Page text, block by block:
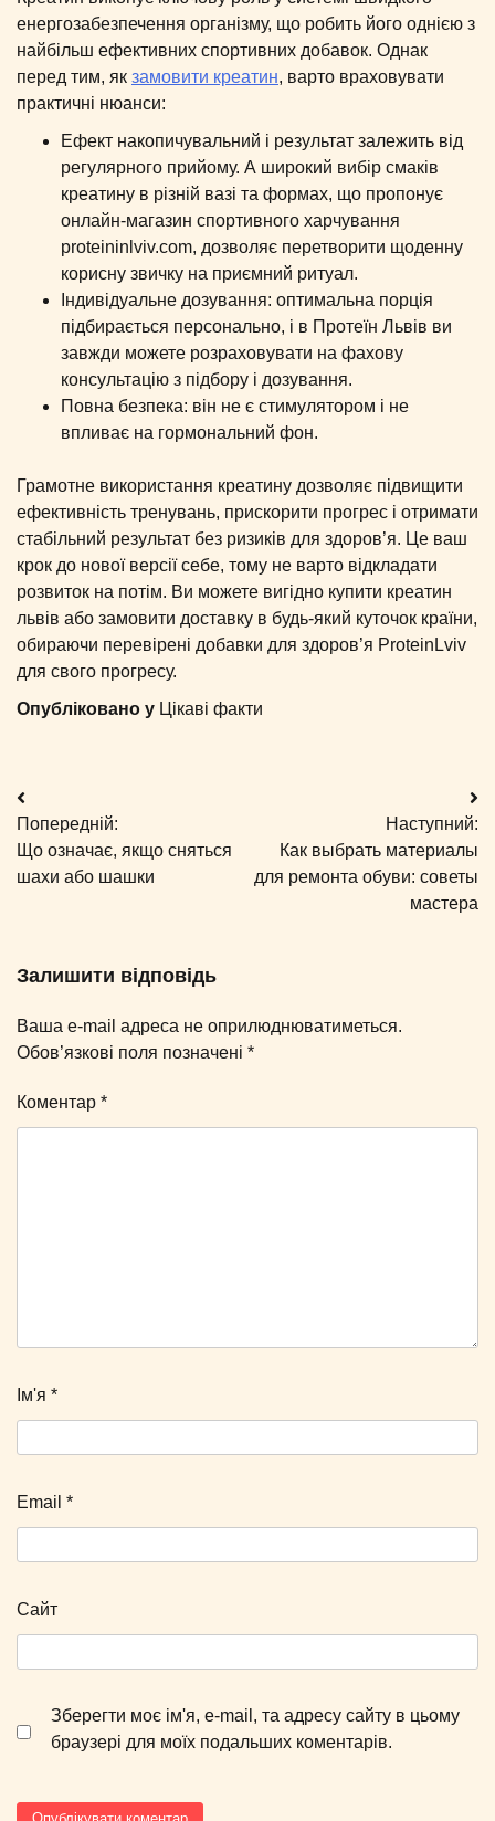
енергозабезпечення організму, що робить його однією з
найбільш ефективних спортивних добавок. Однак
перед тим, як замовити креатин, варто враховувати
практичні нюанси:
Ефект накопичувальний і результат залежить від
регулярного прийому. А широкий вибір смаків
креатину в різній вазі та формах, що пропонує
онлайн-магазин спортивного харчування
proteininlviv.com, дозволяє перетворити щоденну
корисну звичку на приємний ритуал.
Індивідуальне дозування: оптимальна порція
підбирається персонально, і в Протеїн Львів ви
завжди можете розраховувати на фахову
консультацію з підбору і дозування.
Повна безпека: він не є стимулятором і не
впливає на гормональний фон.
Грамотне використання креатину дозволяє підвищити
ефективність тренувань, прискорити прогрес і отримати
стабільний результат без ризиків для здоров’я. Це ваш
крок до нової версії себе, тому не варто відкладати
розвиток на потім. Ви можете вигідно купити креатин
львів або замовити доставку в будь-який куточок країни,
обираючи перевірені добавки для здоров’я ProteinLviv
для свого прогресу.
Опубліковано у Цікаві факти
Навігація
записів
Попередній:
Що означає, якщо сняться
шахи або шашки
Наступний:
Как выбрать материалы
для ремонта обуви: советы
мастера
Залишити відповідь
Ваша e-mail адреса не оприлюднюватиметься.
Обов’язкові поля позначені *
Коментар *
Ім'я *
Email *
Сайт
Зберегти моє ім'я, e-mail, та адресу сайту в цьому
браузері для моїх подальших коментарів.